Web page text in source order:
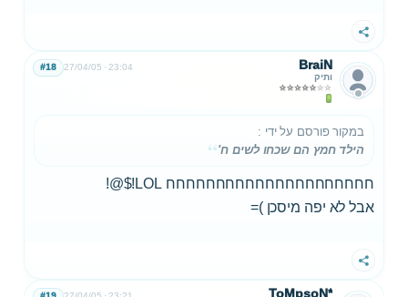
שתף
BraiN
ותיק
27/04/05 23:04
#18
במקור פורסם על ידי :
הילד חמץ הם שכחו לשים ח'
חחחחחחחחחחחחחחחחחחחחח LOL!$@!
אבל לא יפה מיסכן )=
שתף
ToMpsoN*